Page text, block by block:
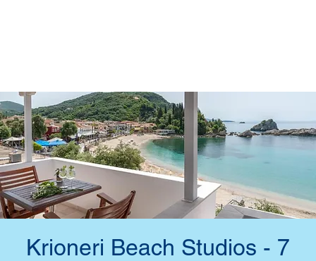
Krioneri Beach Studios - 7